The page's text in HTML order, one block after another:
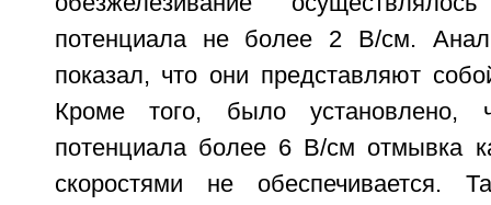
потенциала не более 2 В/см.
показал, что они представляют
Кроме того, было установлено,
потенциала более 6 В/см отмывка
скоростями не обеспечивается.